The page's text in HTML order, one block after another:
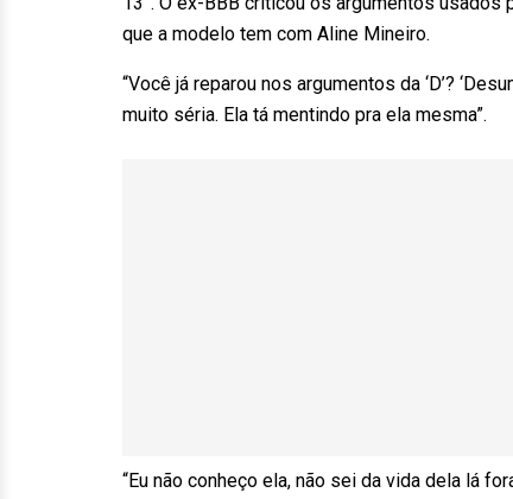
que a modelo tem com Aline Mineiro.
“Você já reparou nos argumentos da ‘D’?
muito séria. Ela tá mentindo pra ela mesma”.
“Eu não conheço ela, não sei da vida dela lá